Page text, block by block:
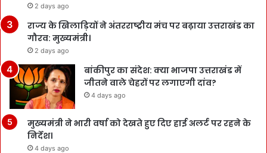
2 days ago
राज्य के खिलाड़ियों ने अंतरराष्ट्रीय मंच पर बढ़ाया उत्तराखंड का
गौरव: मुख्यमंत्री।
2 days ago
बांकीपुर का संदेश: क्या भाजपा उत्तराखंड में
जीतने वाले चेहरों पर लगाएगी दांव?
4 days ago
मुख्यमंत्री ने भारी वर्षा को देखते हुए दिए हाई अलर्ट पर रहने के
निर्देश।
4 days ago